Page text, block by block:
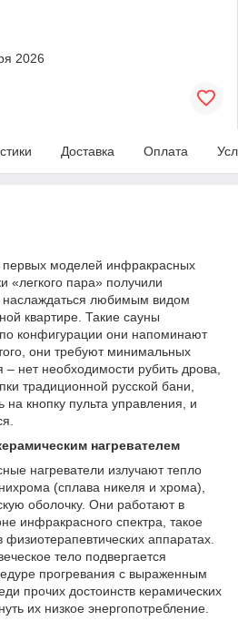
2026
Доставка Оплата
моделей инфракрасных
«легкого пара» получили
наслаждаться любимым видом
квартире. Такие сауны
конфигурации они напоминают
они требуют минимальных
нет необходимости рубить дрова,
традиционной русской бани,
на кнопку пульта управления, и
нагревателем
нагреватели излучают тепло
(сплава никеля и хрома),
оболочку. Они работают в
инфракрасного спектра, такое
физиотерапевтических аппаратах.
тело подвергается
прогревания с выраженным
прочих достоинств керамических
их низкое энергопотребление.